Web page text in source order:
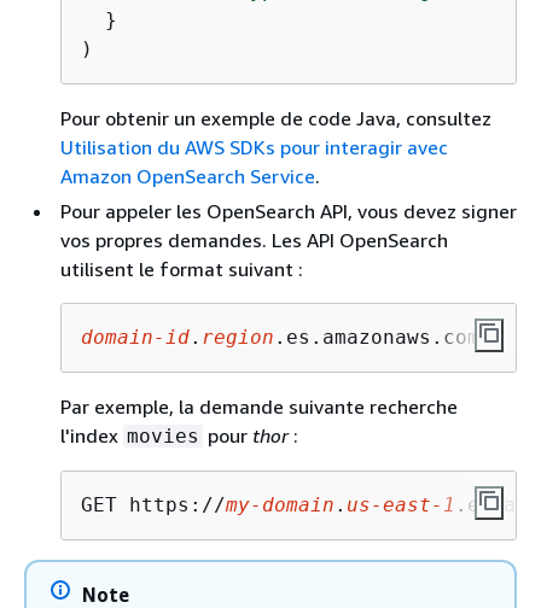
  }
)
Pour obtenir un exemple de code Java, consultez
Utilisation du AWS SDKs pour interagir avec
Amazon OpenSearch Service.
Pour appeler les OpenSearch API, vous devez signer
vos propres demandes. Les API OpenSearch
utilisent le format suivant :
domain-id. region .es.amazonaws.com
Par exemple, la demande suivante recherche
l'index movies pour thor:
GET https://my-domain . us-east-1
Note